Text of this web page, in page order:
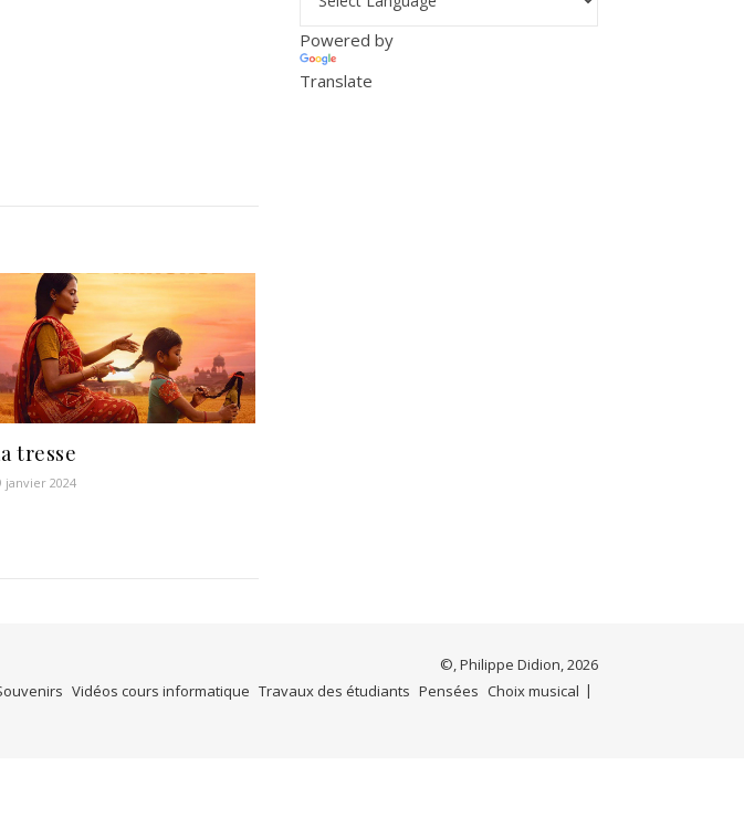
tresse
janvier 2024
Powered by
Translate
©, Philippe Didion, 2026
Vidéos cours informatique Travaux des étudiants Pensées Choix musical